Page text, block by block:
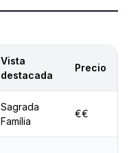
Vista
destacada
Precio
Sagrada
Família
€€